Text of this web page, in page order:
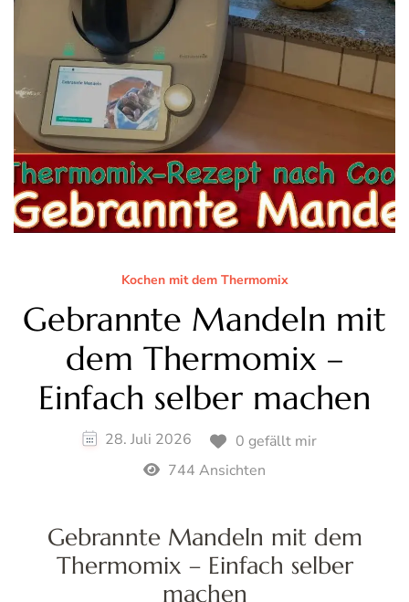
Kochen mit dem Thermomix
Gebrannte Mandeln mit
dem Thermomix –
Einfach selber machen
28. Juli 2026
0 gefällt mir
744 Ansichten
Gebrannte Mandeln mit dem
Thermomix – Einfach selber
machen